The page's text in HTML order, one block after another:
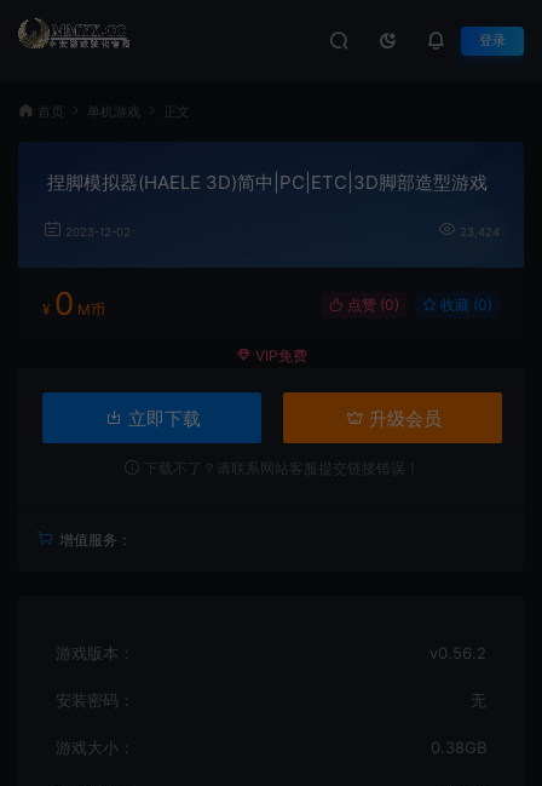
登录
首页 单机游戏 正文
捏脚模拟器(HAELE 3D)简中|PC|ETC|3D脚部造型游戏
2023-12-02 23,424
¥ 0 M币 点赞 (0) 收藏 (0)
VIP免费
立即下载 升级会员
下载不了？请联系网站客服提交链接错误！
增值服务：
游戏版本： v0.56.2
安装密码： 无
游戏大小： 0.38GB